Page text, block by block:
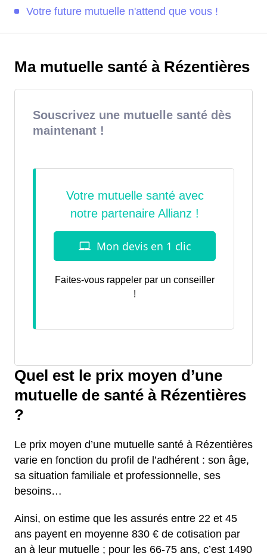
Votre future mutuelle n'attend que vous !
Ma mutuelle santé à Rézentières
Souscrivez une mutuelle santé dès
maintenant !
Faites-vous rappeler par un conseiller
!
Quel est le prix moyen d’une
mutuelle de santé à Rézentières
?
Le prix moyen d’une mutuelle santé à Rézentières
varie en fonction du profil de l’adhérent : son âge,
sa situation familiale et professionnelle, ses
besoins…
Ainsi, on estime que les assurés entre 22 et 45
ans payent en moyenne 830 € de cotisation par
an à leur mutuelle ; pour les 66-75 ans, c’est 1490